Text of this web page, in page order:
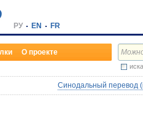
РУ EN FR
О проекте
Синодальный перевод